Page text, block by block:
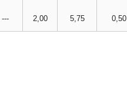
--- 2,00 5,75 0,50